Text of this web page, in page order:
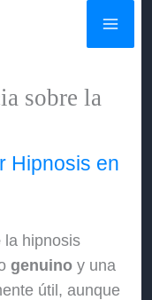
sobre la
Hipnosis en
la hipnosis
genuino y una
útil, aunque